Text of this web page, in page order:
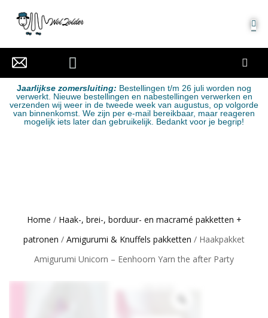
Jaarlijkse zomersluiting: Bestellingen t/m 26 juli worden nog
verwerkt. Nieuwe bestellingen en nabestellingen verwerken en
verzenden wij weer in de tweede week van augustus, op volgorde
van binnenkomst. We zijn per e-mail bereikbaar, maar reageren
mogelijk iets later dan gebruikelijk. Bedankt voor je begrip!
Home / Haak-, brei-, borduur- en macramé pakketten +
patronen / Amigurumi & Knuffels pakketten / Haakpakket
Amigurumi Unicorn – Eenhoorn Yarn the after Party